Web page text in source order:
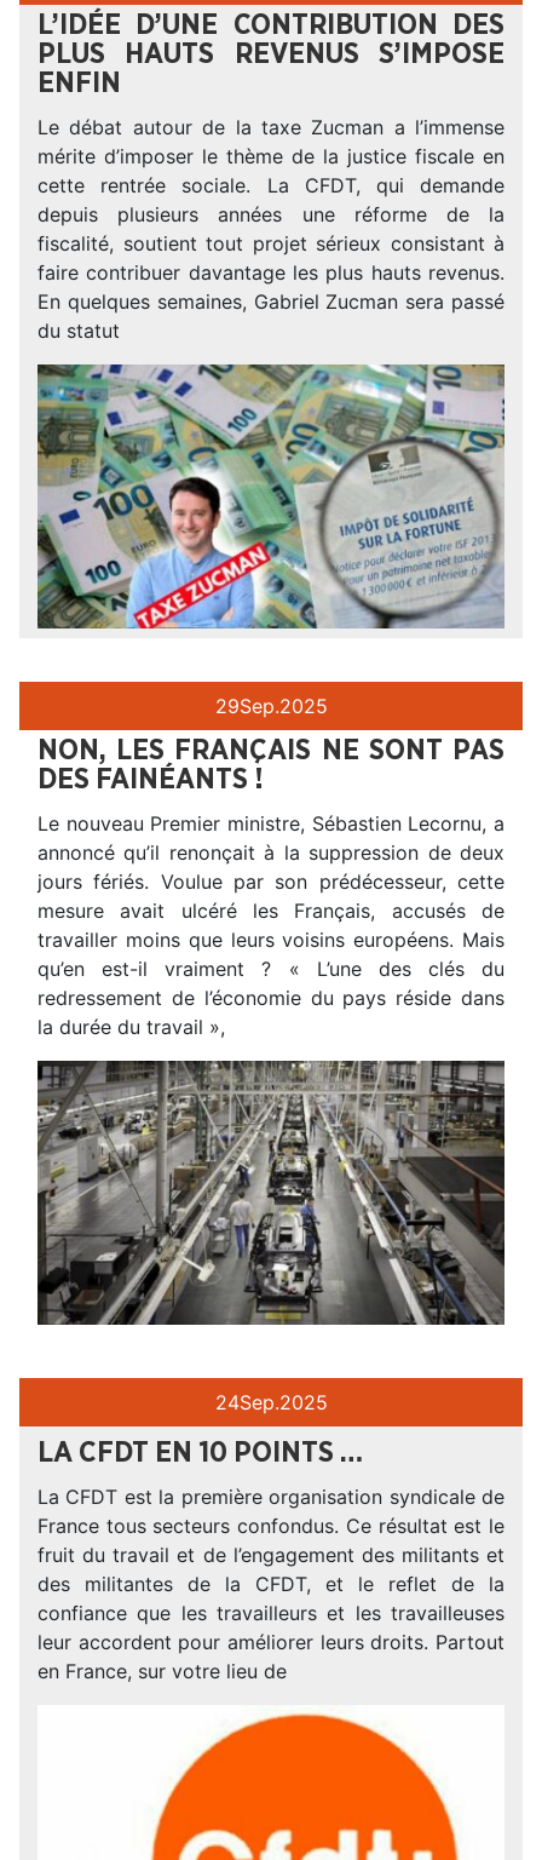
L’IDÉE D’UNE CONTRIBUTION DES
PLUS HAUTS REVENUS S’IMPOSE
ENFIN
Le débat autour de la taxe Zucman a l’immense
mérite d’imposer le thème de la justice fiscale en
cette rentrée sociale. La CFDT, qui demande
depuis plusieurs années une réforme de la
fiscalité, soutient tout projet sérieux consistant à
faire contribuer davantage les plus hauts revenus.
En quelques semaines, Gabriel Zucman sera passé
du statut
29Sep.2025
NON, LES FRANÇAIS NE SONT PAS
DES FAINÉANTS !
Le nouveau Premier ministre, Sébastien Lecornu, a
annoncé qu’il renonçait à la suppression de deux
jours fériés. Voulue par son prédécesseur, cette
mesure avait ulcéré les Français, accusés de
travailler moins que leurs voisins européens. Mais
qu’en est-il vraiment ? « L’une des clés du
redressement de l’économie du pays réside dans
la durée du travail »,
24Sep.2025
LA CFDT EN 10 POINTS …
La CFDT est la première organisation syndicale de
France tous secteurs confondus. Ce résultat est le
fruit du travail et de l’engagement des militants et
des militantes de la CFDT, et le reflet de la
confiance que les travailleurs et les travailleuses
leur accordent pour améliorer leurs droits. Partout
en France, sur votre lieu de